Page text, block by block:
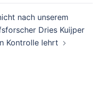
nach unserem
Dries Kuijper
Kontrolle lehrt